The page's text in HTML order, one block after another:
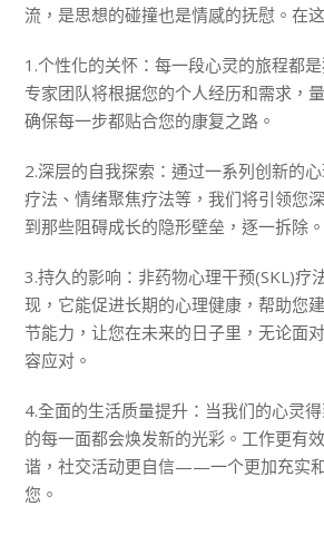
流，是思想的碰撞也是情感的抚慰。在
1.个性化的关怀：每一段心灵的旅程都
专家团队将根据您的个人经历和需求，
确保每一步都贴合您的康复之路。
2.深层的自我探索：通过一系列创新的
疗法、情绪聚焦疗法等，我们将引领您
到那些阻碍成长的隐形壁垒，逐一拆除。
3.持久的影响：非药物心理干预(SKL)疗
现，它能促进长期的心理健康，帮助您
节能力，让您在未来的日子里，无论面
容应对。
4.全面的生活质量提升：当我们的心灵
的每一面都会焕发新的光彩。工作更有
谐，社交活动更自信——一个更加充实
您。